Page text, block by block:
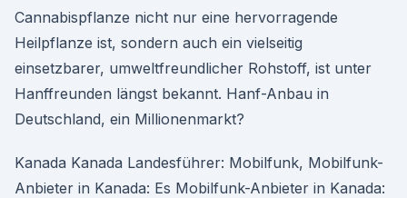
Cannabispflanze nicht nur eine hervorragende
Heilpflanze ist, sondern auch ein vielseitig
einsetzbarer, umweltfreundlicher Rohstoff, ist unter
Hanffreunden längst bekannt. Hanf-Anbau in
Deutschland, ein Millionenmarkt?
Kanada Kanada Landesführer: Mobilfunk, Mobilfunk-
Anbieter in Kanada: Es Mobilfunk-Anbieter in Kanada: